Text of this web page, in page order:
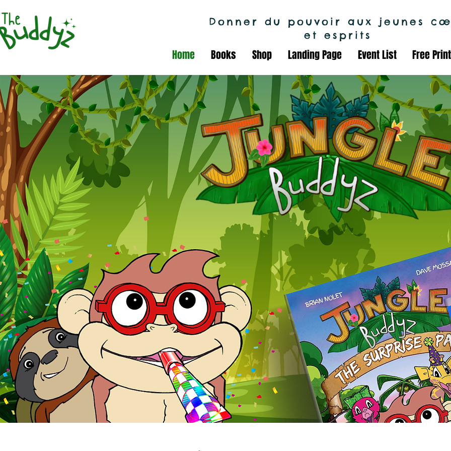
Donner du pouvoir aux jeunes
et esprits
Home Books Shop Landing Page Event List Free
Explore The Buddyz